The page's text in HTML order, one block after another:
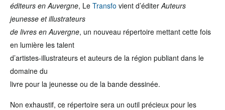
éditeurs en Auvergne, Le Transfo vient d’éditerAuteurs
jeunesse et illustrateurs
de livres en Auvergne, un nouveau répertoire mettant cette fois
en lumière les talent
d’artistes-illustrateurs et auteurs de la région publiant dans le
domaine du
livre pour la jeunesse ou de la bande dessinée.
Non exhaustif, ce répertoire sera un outil précieux pour les